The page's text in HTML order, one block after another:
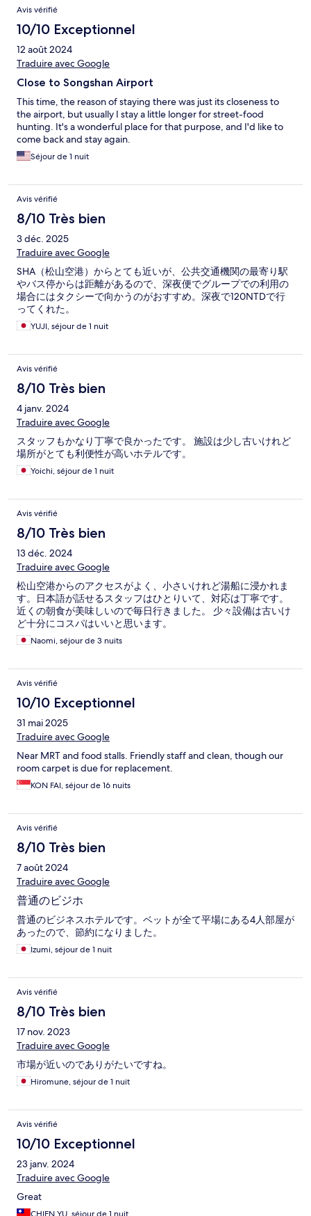
Avis vérifié
10/10 Exceptionnel
12 août 2024
Traduire avec Google
Close to Songshan Airport
This time, the reason of staying there was just its closeness to
the airport, but usually I stay a little longer for street-food
hunting. It's a wonderful place for that purpose, and I'd like to
come back and stay again.
Séjour de 1 nuit
Avis vérifié
8/10 Très bien
3 déc. 2025
Traduire avec Google
SHA（松山空港）からとても近いが、公共交通機関の最寄り駅
やバス停からは距離があるので、深夜便でグループでの利用の
場合にはタクシーで向かうのがおすすめ。深夜で120NTDで行
ってくれた。
YUJI, séjour de 1 nuit
Avis vérifié
8/10 Très bien
4 janv. 2024
Traduire avec Google
スタッフもかなり丁寧で良かったです。 施設は少し古いけれど
場所がとても利便性が高いホテルです。
Yoichi, séjour de 1 nuit
Avis vérifié
8/10 Très bien
13 déc. 2024
Traduire avec Google
松山空港からのアクセスがよく、小さいけれど湯船に浸かれま
す。日本語が話せるスタッフはひとりいて、対応は丁寧です。
近くの朝食が美味しいので毎日行きました。 少々設備は古いけ
ど十分にコスパはいいと思います。
Naomi, séjour de 3 nuits
Avis vérifié
10/10 Exceptionnel
31 mai 2025
Traduire avec Google
Near MRT and food stalls. Friendly staff and clean, though our
room carpet is due for replacement.
KON FAI, séjour de 16 nuits
Avis vérifié
8/10 Très bien
7 août 2024
Traduire avec Google
普通のビジホ
普通のビジネスホテルです。ベットが全て平場にある4人部屋が
あったので、節約になりました。
Izumi, séjour de 1 nuit
Avis vérifié
8/10 Très bien
17 nov. 2023
Traduire avec Google
市場が近いのでありがたいですね。
Hiromune, séjour de 1 nuit
Avis vérifié
10/10 Exceptionnel
23 janv. 2024
Traduire avec Google
Great